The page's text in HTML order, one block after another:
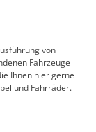
von
Fahrzeuge
Ihnen hier gerne
und Fahrräder.